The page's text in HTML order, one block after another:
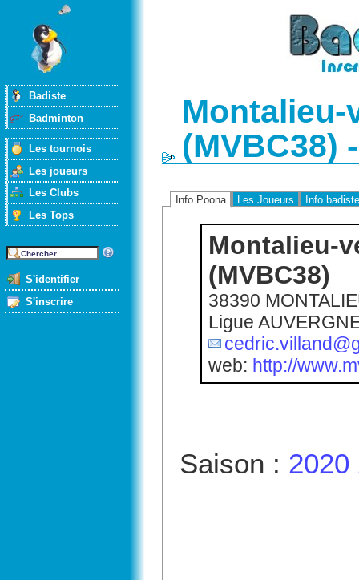
Badiste
Badminton
Les tournois
Les joueurs
Les Clubs
Les Tops
S'identifier
S'inscrire
(MVBC38)
Info Poona Les Joueurs Info
Montalieu-
(MVBC38)
38390
Ligue
web: http://
Saison : 2020